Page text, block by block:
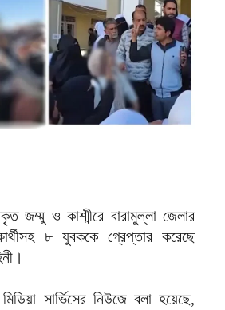
জম্মু ও কাশ্মীরে বারামুল্লা জেলার
৮ যুবককে গ্রেপ্তার করেছে
সার্ভিসের নিউজে বলা হয়েছে,